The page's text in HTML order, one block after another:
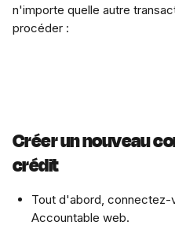
n'importe quelle autre
procéder :
Créer un nouveau
crédit
Tout d'abord, connectez-
Accountable web.